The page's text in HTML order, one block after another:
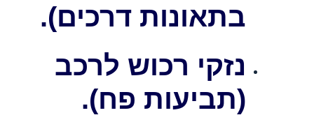
בתאונות דרכים).
נזקי רכוש לרכב
(תביעות פח).